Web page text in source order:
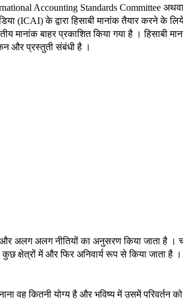
Accounting Standards Committee
के द्वारा हिसाबी मानांक तैयार करने के लिये
बाहर प्रकाशित किया गया है । हिसाबी
और प्रस्तुती संबंधी है ।
और अलग अलग नीतियों का अनुसरण किया जाता है ।
क्षेत्रों में और फिर अनिवार्य रूप से किया जाता है ।
वह कितनी योग्य है और भविष्य में उसमें परिवर्तन